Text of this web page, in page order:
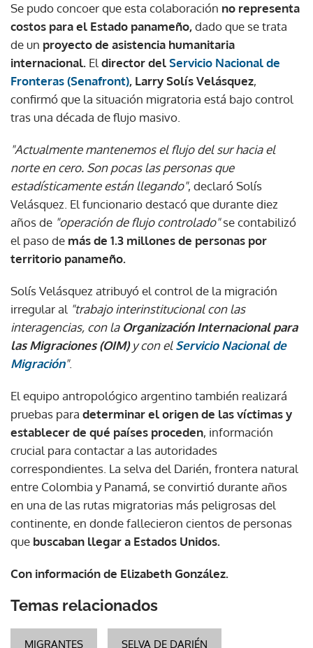
Se pudo concoer que esta colaboración no representa
costos para el Estado panameño,dado que se trata
de un proyecto de asistencia humanitaria
internacional. El director delServicio Nacional de
Fronteras (Senafront), Larry Solís Velásquez,
confirmó que la situación migratoria está bajo control
tras una década de flujo masivo.
"Actualmente mantenemos el flujo del sur hacia el
norte en cero. Son pocas las personas que
estadísticamente están llegando", declaró Solís
Velásquez. El funcionario destacó que durante diez
años de "operación de flujo controlado"se contabilizó
el paso de más de 1.3 millones de personas por
territorio panameño.
Solís Velásquez atribuyó el control de la migración
irregular al "trabajo interinstitucional con las
interagencias, con laOrganización Internacional para
las Migraciones (OIM)y con elServicio Nacional de
Migración".
El equipo antropológico argentino también realizará
pruebas para determinar el origen de las víctimas y
establecer de qué países proceden, información
crucial para contactar a las autoridades
correspondientes. La selva del Darién, frontera natural
entre Colombia y Panamá, se convirtió durante años
en una de las rutas migratorias más peligrosas del
continente, en donde fallecieron cientos de personas
que buscaban llegar a Estados Unidos.
Con información de Elizabeth González.
Temas relacionados
MIGRANTES SELVA DE DARIÉN